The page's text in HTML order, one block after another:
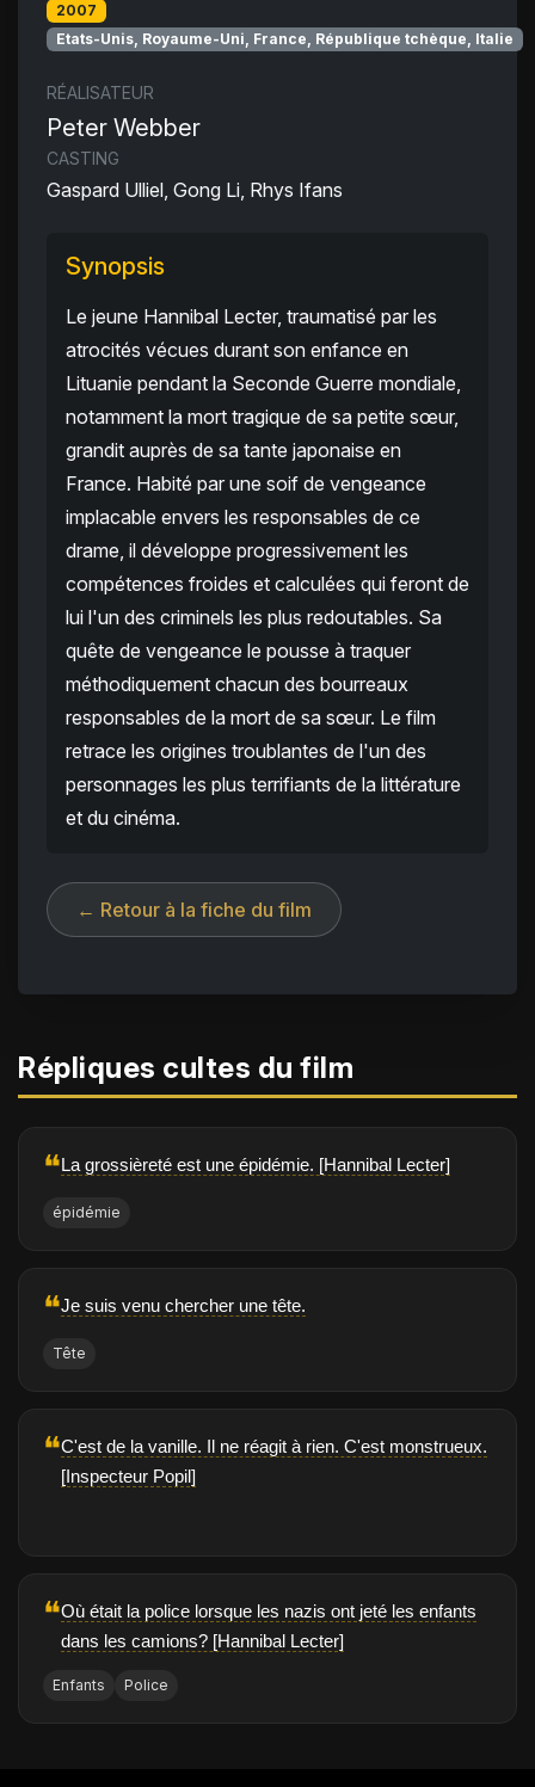
2007
Etats-Unis, Royaume-Uni, France, République tchèque, Italie
RÉALISATEUR
Peter Webber
CASTING
Gaspard Ulliel, Gong Li, Rhys Ifans
Synopsis
Le jeune Hannibal Lecter, traumatisé par les
atrocités vécues durant son enfance en
Lituanie pendant la Seconde Guerre mondiale,
notamment la mort tragique de sa petite sœur,
grandit auprès de sa tante japonaise en
France. Habité par une soif de vengeance
implacable envers les responsables de ce
drame, il développe progressivement les
compétences froides et calculées qui feront de
lui l'un des criminels les plus redoutables. Sa
quête de vengeance le pousse à traquer
méthodiquement chacun des bourreaux
responsables de la mort de sa sœur. Le film
retrace les origines troublantes de l'un des
personnages les plus terrifiants de la littérature
et du cinéma.
← Retour à la fiche du film
Répliques cultes du film
❝La grossièreté est une épidémie. [Hannibal Lecter]
épidémie
❝Je suis venu chercher une tête.
Tête
❝C'est de la vanille. Il ne réagit à rien. C'est monstrueux.
[Inspecteur Popil]
❝Où était la police lorsque les nazis ont jeté les enfants
dans les camions? [Hannibal Lecter]
Enfants Police